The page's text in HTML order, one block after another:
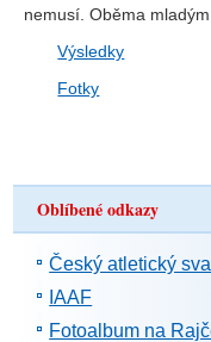
nemusí. Oběma
Výsledky
Fotky
Oblíbené odkazy
Český atletický
IAAF
Fotoalbum na